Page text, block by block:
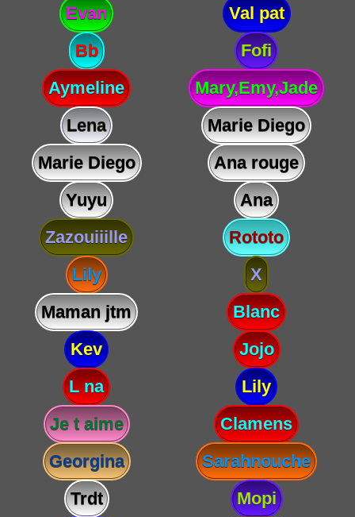
Evan
Val pat
Bb
Fofi
Aymeline
Mary,Emy,Jade
Lena
Marie Diego
Marie Diego
Ana rouge
Yuyu
Ana
Zazouiiille
Rototo
Lily
X
Maman jtm
Blanc
Kev
Jojo
L na
Lily
Je t aime
Clamens
Georgina
Sarahnouche
Trdt
Mopi